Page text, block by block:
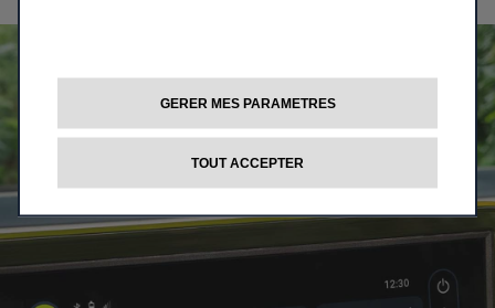
GERER MES PARAMETRES
TOUT ACCEPTER